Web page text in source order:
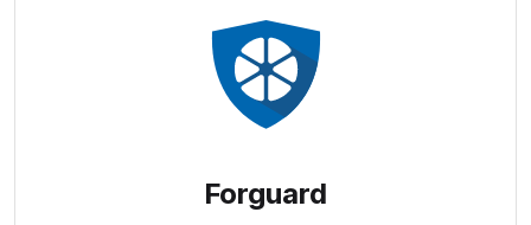
Forguard